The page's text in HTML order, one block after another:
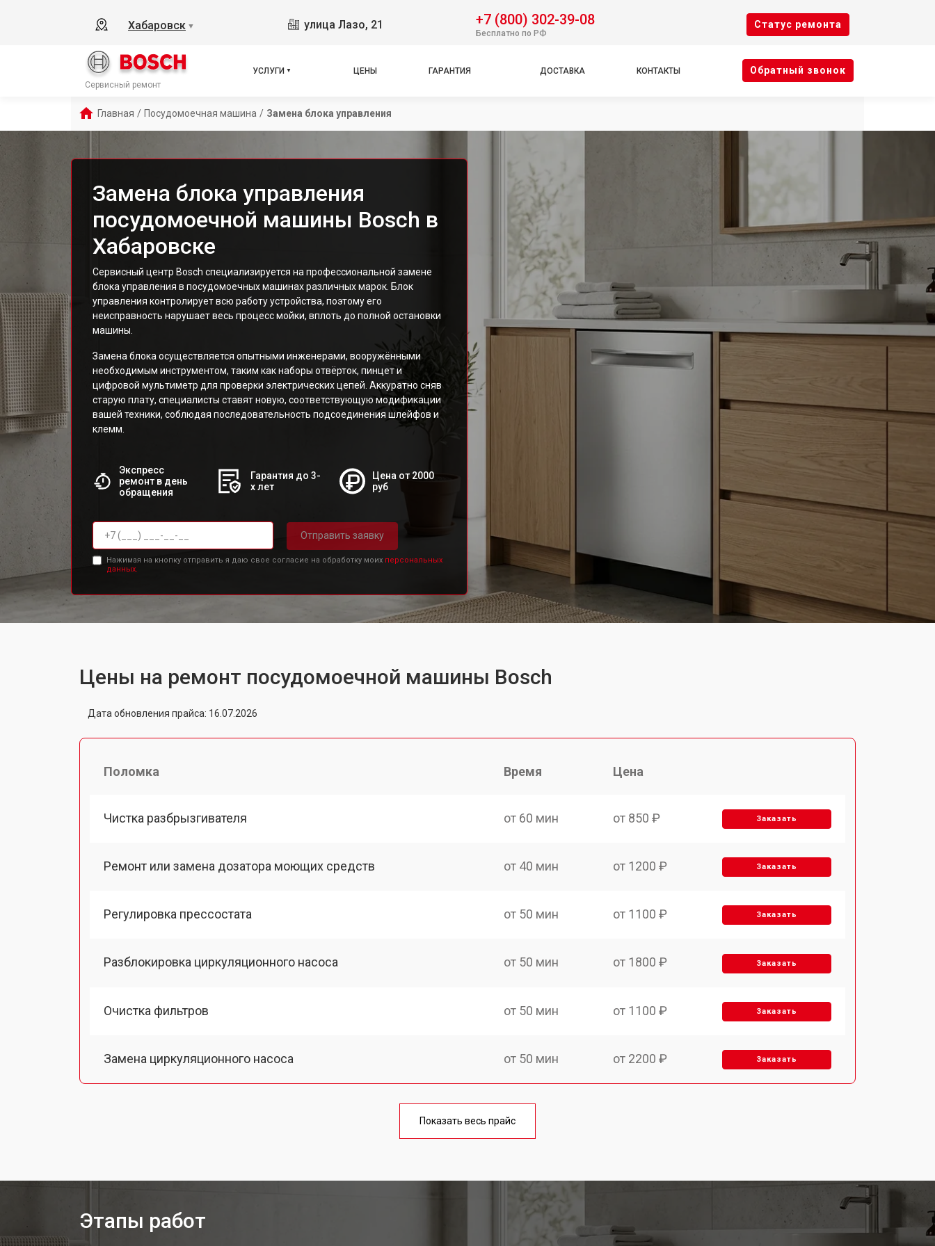
Хабаровск ▼ улица Лазо, 21 +7 (800) 302-39-08
Бесплатно по РФ
Cтатус ремонта
Сервисный ремонт
УСЛУГИ ЦЕНЫ ГАРАНТИЯ ДОСТАВКА КОНТАКТЫ Oбратный звонок
Главная / Посудомоечная машина / Замена блока управления
Замена блока управления
посудомоечной машины Bosch в
Хабаровске
Сервисный центр Bosch специализируется на профессиональной замене
блока управления в посудомоечных машинах различных марок. Блок
управления контролирует всю работу устройства, поэтому его
неисправность нарушает весь процесс мойки, вплоть до полной остановки
машины.
Замена блока осуществляется опытными инженерами, вооружёнными
необходимым инструментом, таким как наборы отвёрток, пинцет и
цифровой мультиметр для проверки электрических цепей. Аккуратно сняв
старую плату, специалисты ставят новую, соответствующую модификации
вашей техники, соблюдая последовательность подсоединения шлейфов и
клемм.
Экспресс
ремонт в день
обращения
Гарантия до 3-
х лет
Цена от 2000
руб
Отправить заявку
Нажимая на кнопку отправить я даю свое согласие на обработку моих персональных
данных.
Цены на ремонт посудомоечной машины Bosch
Дата обновления прайса: 16.07.2026
Поломка Время Цена
Чистка разбрызгивателя от 60 мин от 850 ₽ Заказать
Ремонт или замена дозатора моющих средств от 40 мин от 1200 ₽ Заказать
Регулировка прессостата от 50 мин от 1100 ₽ Заказать
Разблокировка циркуляционного насоса от 50 мин от 1800 ₽ Заказать
Очистка фильтров от 50 мин от 1100 ₽ Заказать
Замена циркуляционного насоса от 50 мин от 2200 ₽ Заказать
от 100 мин
от 60 мин
Показать весь прайс
Этапы работ